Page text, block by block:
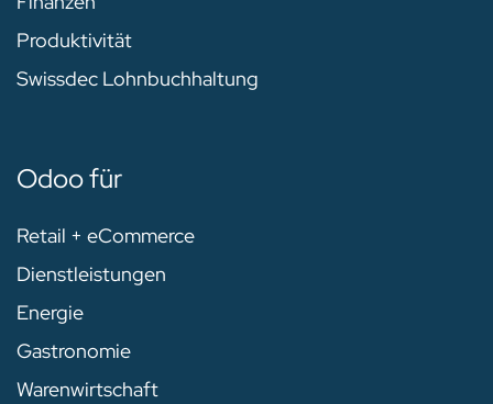
Produktivität
Swissdec Lohnbuchhaltung
Odoo für
Retail + eCommerce
Dienstleistungen
Energie
Gastronomie
Warenwirtschaft